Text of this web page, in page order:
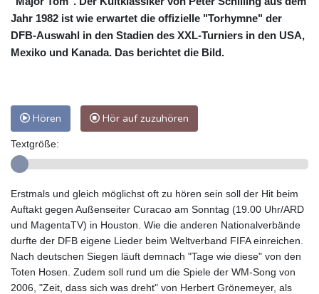
Jahr 1982 ist wie erwartet die offizielle "Torhymne" der
DFB-Auswahl in den Stadien des XXL-Turniers in den USA,
Mexiko und Kanada. Das berichtet die Bild.
Hören Hör auf zuzuhören
Textgröße:
Erstmals und gleich möglichst oft zu hören sein soll der Hit beim
Auftakt gegen Außenseiter Curacao am Sonntag (19.00 Uhr/ARD
und MagentaTV) in Houston. Wie die anderen Nationalverbände
durfte der DFB eigene Lieder beim Weltverband FIFA einreichen.
Nach deutschen Siegen läuft demnach "Tage wie diese" von den
Toten Hosen. Zudem soll rund um die Spiele der WM-Song von
2006, "Zeit, dass sich was dreht" von Herbert Grönemeyer, als